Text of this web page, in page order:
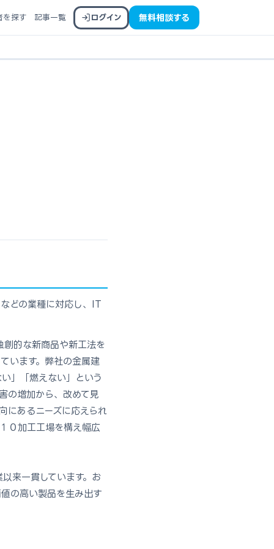
を探す 記事一覧 ログイン 無料相談する
どの業種に対応し、IT
創的な新商品や新工法を
います。弊社の金属建
」「燃えない」という
の増加から、改めて見
にあるニーズに応えられ
０加工工場を構え幅広
来一貫しています。お
の高い製品を生み出す